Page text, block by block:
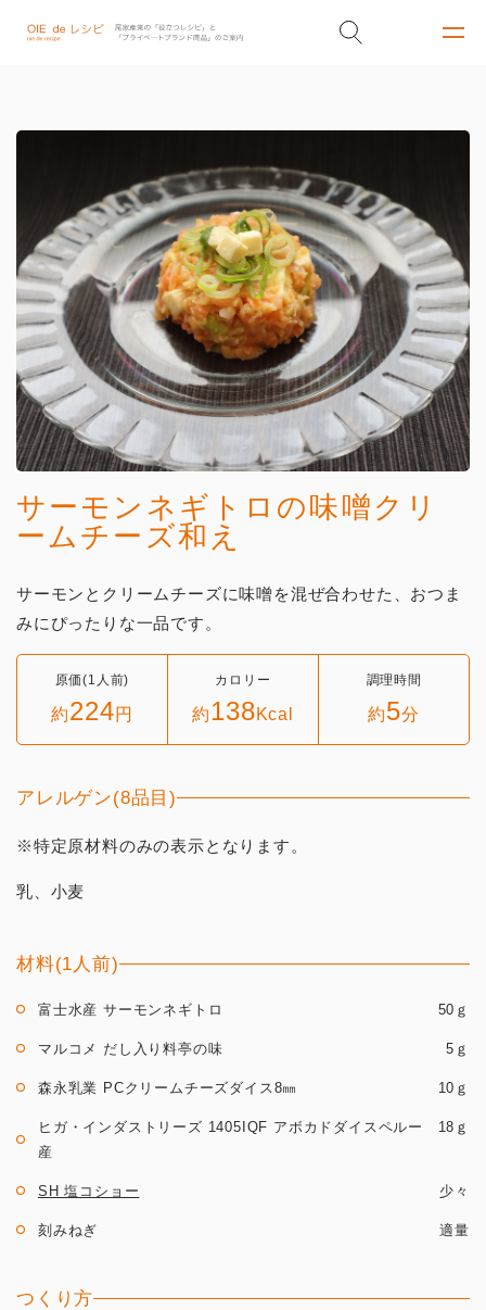
サーモンネギトロの味噌クリ
ームチーズ和え
サーモンとクリームチーズに味噌を混ぜ合わせた、おつま
みにぴったりな一品です。
原価(1人前)
約224円
カロリー
約138Kcal
調理時間
約5分
アレルゲン(8品目)
※特定原材料のみの表示となります。
乳、小麦
材料(1人前)
富士水産 サーモンネギトロ 50ｇ
マルコメ だし入り料亭の味 5ｇ
森永乳業 PCクリームチーズダイス8㎜ 10ｇ
ヒガ・インダストリーズ 1405IQF アボカドダイスペルー
産
18ｇ
SH 塩コショー 少々
刻みねぎ 適量
つくり方